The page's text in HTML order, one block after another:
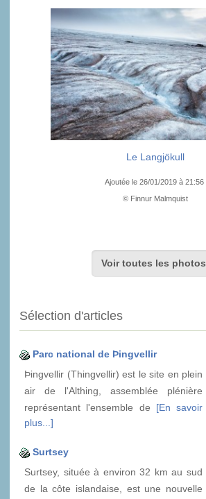
Le Langjökull
Ajoutée le 26/01/2019 à 21:56
© Finnur Malmquist
Voir toutes les photos
Sélection d'articles
Parc national de Þingvellir
Þingvellir (Thingvellir) est le site en plein
air de l'Althing, assemblée plénière
représentant l'ensemble de [En savoir
plus...]
Surtsey
Surtsey, située à environ 32 km au sud
de la côte islandaise, est une nouvelle